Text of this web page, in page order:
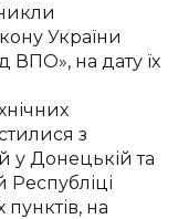
України
ВПО», на дату їх
з
у Донецькій та
Республіці
на